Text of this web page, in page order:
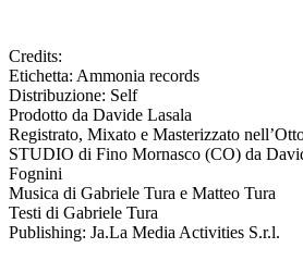
Credits:
Etichetta: Ammonia records
Distribuzione: Self
Prodotto da Davide Lasala
Registrato, Mixato e Masterizzato
STUDIO di Fino Mornasco (CO) da
Fognini
Musica di Gabriele Tura e Matteo Tura
Testi di Gabriele Tura
Publishing: Ja.La Media Activities S.r.l.